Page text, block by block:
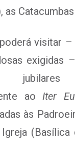
as
visitar
exigidas
jubilares
aoIter
às
(Basílica